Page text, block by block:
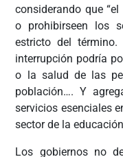
considerando que
o prohibirseen los
estricto del término.
interrupción podría
o la salud de las
población…. Y
servicios esenciales
sector de la
Los gobiernos no